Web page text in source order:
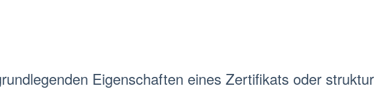
Eigenschaften eines Zertifikats oder